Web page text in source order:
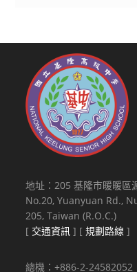
地址：205 基隆市暖暖區
No.20, Yuanyuan Rd.,
205, Taiwan (R.O.C.)
[ 交通資訊 ] [規劃路線 ]
總機：+886-2-24582052